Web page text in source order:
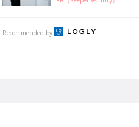
お金・手続き
出産費用やもらえるお金・必要